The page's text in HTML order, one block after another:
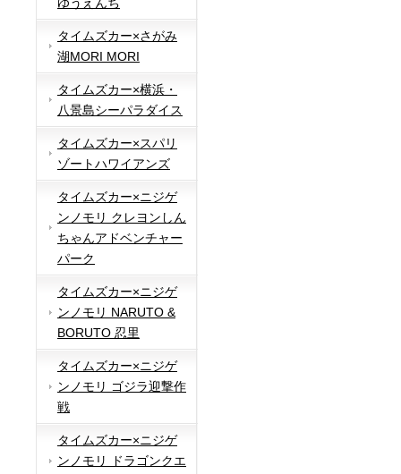
ゆうえんち
タイムズカー×さがみ
湖MORI MORI
タイムズカー×横浜・
八景島シーパラダイス
タイムズカー×スパリ
ゾートハワイアンズ
タイムズカー×ニジゲ
ンノモリ クレヨンしん
ちゃんアドベンチャー
パーク
タイムズカー×ニジゲ
ンノモリ NARUTO &
BORUTO 忍里
タイムズカー×ニジゲ
ンノモリ ゴジラ迎撃作
戦
タイムズカー×ニジゲ
ンノモリ ドラゴンクエ